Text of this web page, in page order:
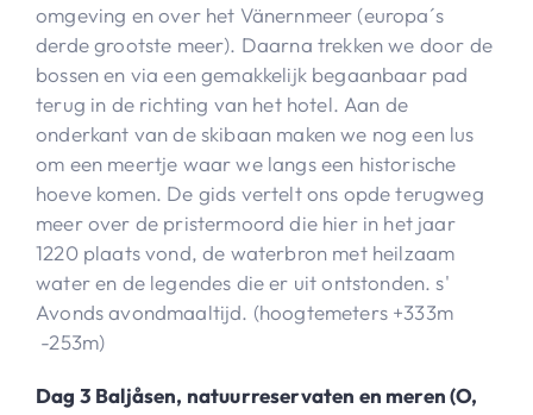
omgeving en over het Vänernmeer (europa´s
derde grootste meer). Daarna trekken we door de
bossen en via een gemakkelijk begaanbaar pad
terug in de richting van het hotel. Aan de
onderkant van de skibaan maken we nog een lus
om een meertje waar we langs een historische
hoeve komen. De gids vertelt ons opde terugweg
meer over de pristermoord die hier in het jaar
1220 plaats vond, de waterbron met heilzaam
water en de legendes die er uit ontstonden. s'
Avonds avondmaaltijd. (hoogtemeters +333m
-253m)
Dag 3 Baljåsen, natuurreservaten en meren (O,